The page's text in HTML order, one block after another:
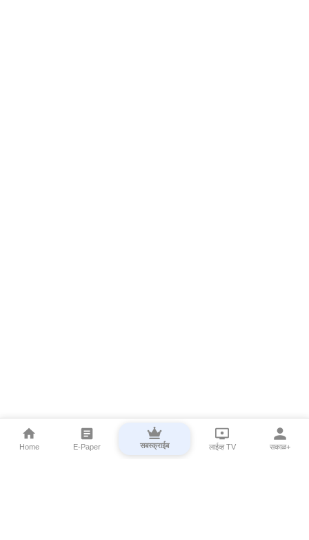
Home E-Paper सबस्क्राईब लाईव्ह TV सकाळ+